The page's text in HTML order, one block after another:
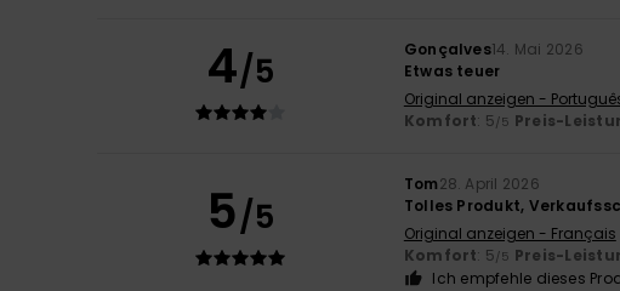
4/5 Gonçalves14. Mai 2026
Etwas teuer
Original anzeigen -
Komfort: 5/5 Preis-
5/5
Tom28. April 2026
Tolles Produkt,
Original anzeigen - Français
Komfort: 5/5 Preis-
Ich empfehle dieses